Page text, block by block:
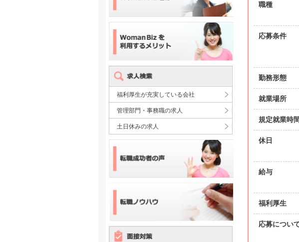
職種
応募条件
勤務形態
就業場所
規定就業時間
休日
給与
福利厚生
応募につい
福利厚生が充実している会社
管理部門・事務職の求人
土日休みの求人